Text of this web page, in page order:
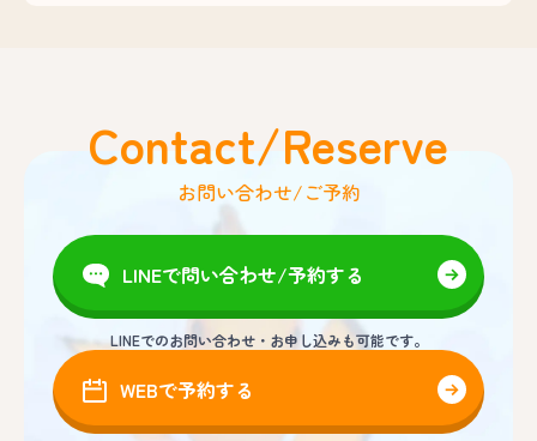
Contact/Reserve
お問い合わせ/ご予約
LINEで問い合わせ/予約する
LINEでのお問い合わせ・お申し込みも可能です。
WEBで予約する